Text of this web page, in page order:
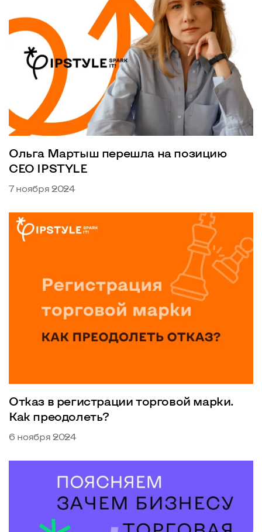
Ольга Мартыш перешла на позицию
CEO IPSTYLE
7 ноября 2024
Отказ в регистрации торговой марки.
Как преодолеть?
6 ноября 2024